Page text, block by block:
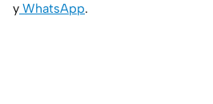
y WhatsApp.